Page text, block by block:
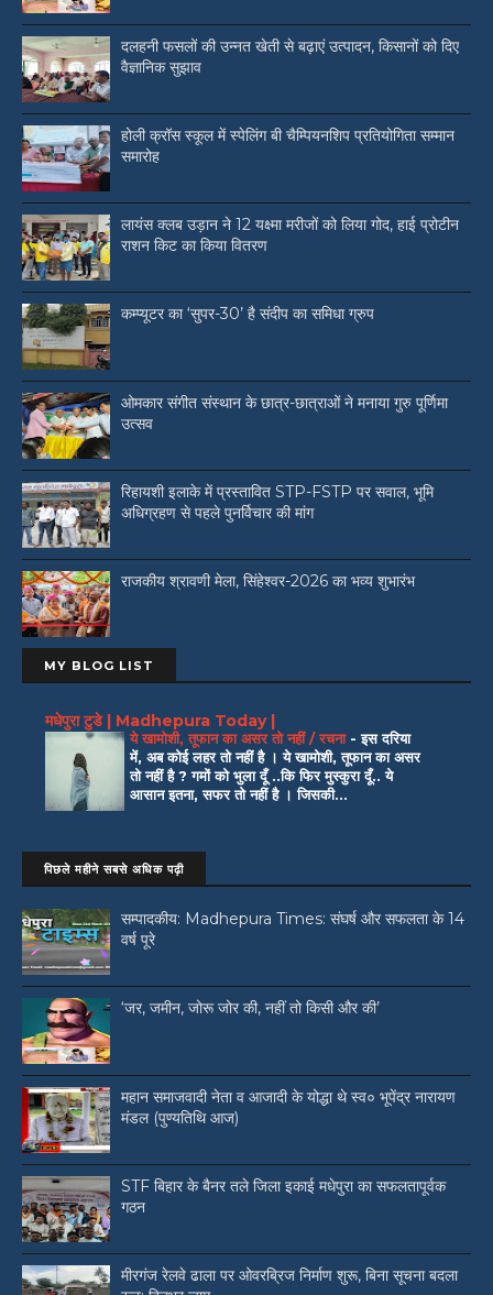
दलहनी फसलों की उन्नत खेती से बढ़ाएं उत्पादन, किसानों को दिए
वैज्ञानिक सुझाव
होली क्रॉस स्कूल में स्पेलिंग बी चैम्पियनशिप प्रतियोगिता सम्मान
समारोह
लायंस क्लब उड़ान ने 12 यक्ष्मा मरीजों को लिया गोद, हाई प्रोटीन
राशन किट का किया वितरण
कम्प्यूटर का ‘सुपर-30’ है संदीप का समिधा ग्रुप
ओमकार संगीत संस्थान के छात्र-छात्राओं ने मनाया गुरु पूर्णिमा
उत्सव
रिहायशी इलाके में प्रस्तावित STP-FSTP पर सवाल, भूमि
अधिग्रहण से पहले पुनर्विचार की मांग
राजकीय श्रावणी मेला, सिंहेश्वर-2026 का भव्य शुभारंभ
MY BLOG LIST
मधेपुरा टुडे | Madhepura Today |
ये खामोशी, तूफान का असर तो नहीं / रचना -इस दरिया
में, अब कोई लहर तो नहीं है । ये खामोशी, तूफान का असर
तो नहीं है ? गमों को भुला दूँ ..कि फिर मुस्कुरा दूँ.. ये
आसान इतना, सफर तो नहीं है । जिसकी...
पिछले महीने सबसे अधिक पढ़ी
सम्पादकीय: Madhepura Times: संघर्ष और सफलता के 14
वर्ष पूरे
‘जर, जमीन, जोरू जोर की, नहीं तो किसी और की’
महान समाजवादी नेता व आजादी के योद्धा थे स्व० भूपेंद्र नारायण
मंडल (पुण्यतिथि आज)
STF बिहार के बैनर तले जिला इकाई मधेपुरा का सफलतापूर्वक
गठन
मीरगंज रेलवे ढाला पर ओवरब्रिज निर्माण शुरू, बिना सूचना बदला